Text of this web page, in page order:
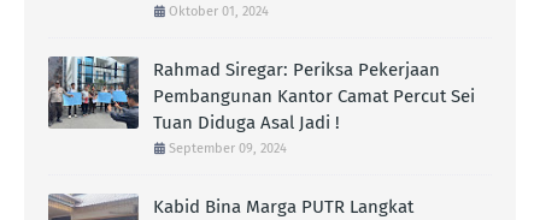
Oktober 01, 2024
Rahmad Siregar: Periksa Pekerjaan
Pembangunan Kantor Camat Percut Sei
Tuan Diduga Asal Jadi !
September 09, 2024
Kabid Bina Marga PUTR Langkat